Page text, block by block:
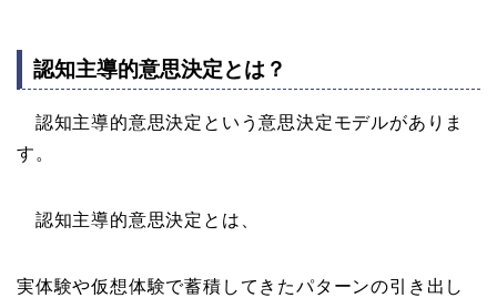
認知主導的意思決定とは？
認知主導的意思決定という意思決定モデルがありま
す。
認知主導的意思決定とは、
実体験や仮想体験で蓄積してきたパターンの引き出し